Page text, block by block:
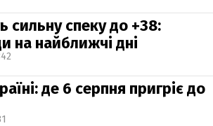
сильну спеку до +38:
на найближчі дні
де 6 серпня пригріє до